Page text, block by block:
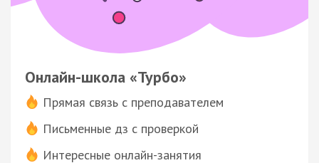
Онлайн-школа «Турбо»
Прямая связь с преподавателем
Письменные дз с проверкой
Интересные онлайн-занятия